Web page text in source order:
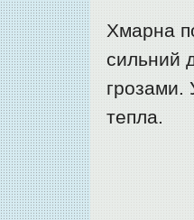
Хмарна
сильний
грозами.
тепла.